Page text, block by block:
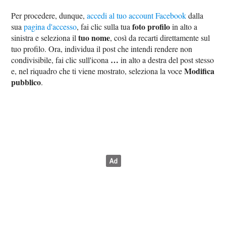
Per procedere, dunque,accedi al tuo account Facebookdalla
suapagina d'accesso, fai clic sulla tuafoto profiloin alto a
sinistra e seleziona iltuo nome, così da recarti direttamente sul
tuo profilo. Ora, individua il post che intendi rendere non
condivisibile, fai clic sull'icona … in alto a destra del post stesso
e, nel riquadro che ti viene mostrato, seleziona la voceModifica
pubblico.